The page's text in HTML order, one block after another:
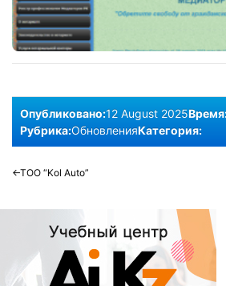
Опубликовано:12 August 2025
Рубрика:ОбновленияКатегория:
Post
ТОО “Kol Auto”